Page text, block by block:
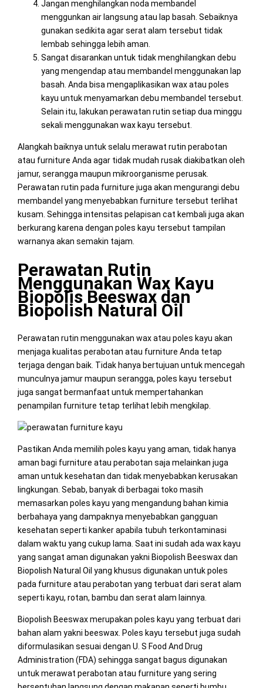
Jangan menghilangkan noda membandel
menggunkan air langsung atau lap basah. Sebaiknya
gunakan sedikita agar serat alam tersebut tidak
lembab sehingga lebih aman.
Sangat disarankan untuk tidak menghilangkan debu
yang mengendap atau membandel menggunakan lap
basah. Anda bisa mengaplikasikan wax atau poles
kayu untuk menyamarkan debu membandel tersebut.
Selain itu, lakukan perawatan rutin setiap dua minggu
sekali menggunakan wax kayu tersebut.
Alangkah baiknya untuk selalu merawat rutin perabotan
atau furniture Anda agar tidak mudah rusak diakibatkan oleh
jamur, serangga maupun mikroorganisme perusak.
Perawatan rutin pada furniture juga akan mengurangi debu
membandel yang menyebabkan furniture tersebut terlihat
kusam. Sehingga intensitas pelapisan cat kembali juga akan
berkurang karena dengan poles kayu tersebut tampilan
warnanya akan semakin tajam.
Perawatan Rutin
Menggunakan Wax Kayu
Biopolis Beeswax dan
Biopolish Natural Oil
Perawatan rutin menggunakan wax atau poles kayu akan
menjaga kualitas perabotan atau furniture Anda tetap
terjaga dengan baik. Tidak hanya bertujuan untuk mencegah
munculnya jamur maupun serangga, poles kayu tersebut
juga sangat bermanfaat untuk mempertahankan
penampilan furniture tetap terlihat lebih mengkilap.
Pastikan Anda memilih poles kayu yang aman, tidak hanya
aman bagi furniture atau perabotan saja melainkan juga
aman untuk kesehatan dan tidak menyebabkan kerusakan
lingkungan. Sebab, banyak di berbagai toko masih
memasarkan poles kayu yang mengandung bahan kimia
berbahaya yang dampaknya menyebabkan gangguan
kesehatan seperti kanker apabila tubuh terkontaminasi
dalam waktu yang cukup lama. Saat ini sudah ada wax kayu
yang sangat aman digunakan yakni Biopolish Beeswax dan
Biopolish Natural Oil yang khusus digunakan untuk poles
pada furniture atau perabotan yang terbuat dari serat alam
seperti kayu, rotan, bambu dan serat alam lainnya.
Biopolish Beeswax merupakan poles kayu yang terbuat dari
bahan alam yakni beeswax. Poles kayu tersebut juga sudah
diformulasikan sesuai dengan U. S Food And Drug
Administration (FDA) sehingga sangat bagus digunakan
untuk merawat perabotan atau furniture yang sering